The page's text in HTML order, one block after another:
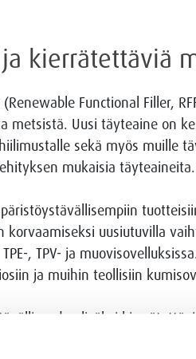
kierrätettäviä
Functional Filler,
metsistä. Uusi täyteaine on
sekä myös muille
mukaisia täyteaineita.
uusiutuvilla
, TPV- ja
ja muihin teollisiin
lisäksi
toiseen. Tällaisissa